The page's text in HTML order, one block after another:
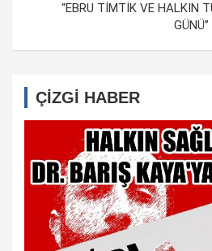
“EBRU TİMTİK VE HALKIN
ÇİZGİ HABER